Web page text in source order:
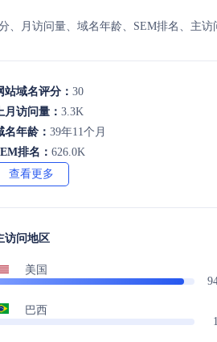
、月访问量、域名年龄、SEM排名、主
站域名评分： 30
上月访问量： 3.3K
名年龄： 39年11个月
排名： 626.0K
查看更多
访问地区
美国
巴西